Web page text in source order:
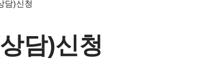
담)신청
담)신청